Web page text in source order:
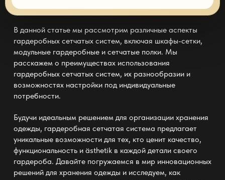
В данной статье мы рассмотрим различные аспекты
гардеробных сетчатых систем, включая шкафы-сетки,
модульные гардеробные и сетчатые полки. Мы
расскажем о преимуществах использования
гардеробных сетчатых систем, их разнообразии и
возможностях настройки под индивидуальные
потребности.
Будучи идеальным решением для организации хранения
одежды, гардеробная сетчатая система предлагает
уникальные возможности для тех, кто ценит качество,
функциональность и ästhetik в каждой детали своего
гардероба. Давайте погружаемся в мир инновационных
решений для хранения одежды и исследуем, как